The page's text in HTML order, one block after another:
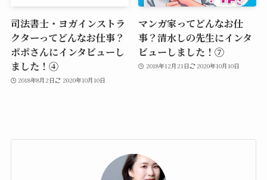
司法書士・ヨガインストラ
クターってどんなお仕事？
ポポさんにインタビューし
ました！④
2018年8月2日 2020年10月10日
マンガ家ってどんなお仕
事？清水しの先生にインタ
ビューしました！⑦
2018年12月21日 2020年10月10日